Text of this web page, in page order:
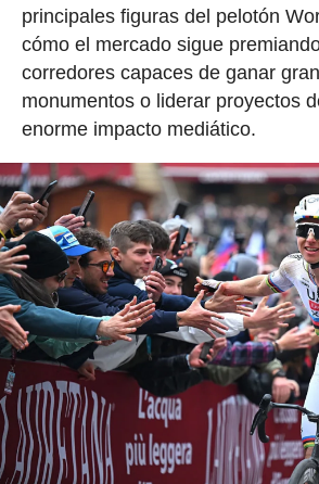
principales figuras del pelotón
cómo el mercado sigue
corredores capaces de ganar
monumentos o liderar proyectos
enorme impacto mediático.